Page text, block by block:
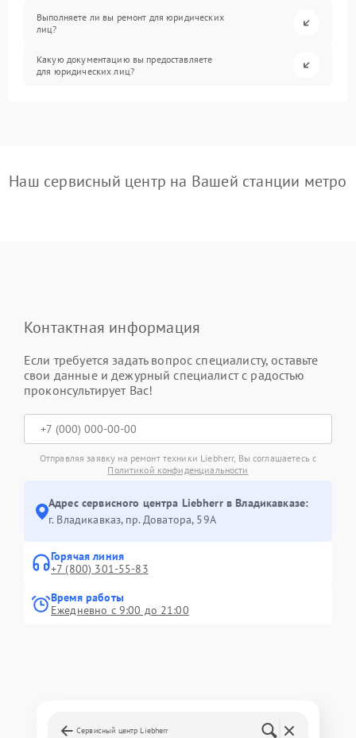
Выполняете ли вы ремонт для юридических
лиц?
Какую документацию вы предоставляете
для юридических лиц?
Наш сервисный центр на Вашей станции метро
Контактная информация
Если требуется задать вопрос специалисту, оставьте
свои данные и дежурный специалист с радостью
проконсультирует Вас!
Отправляя заявку на ремонт техники Liebherr, Вы соглашаетесь с
Политикой конфиденциальности
Адрес сервисного центра Liebherr в Владикавказе:
г. Владикавказ, пр. Доватора, 59А
Горячая линия
+7 (800) 301-55-83
Время работы
Ежедневно с 9:00 до 21:00
Сервисный центр Liebherr